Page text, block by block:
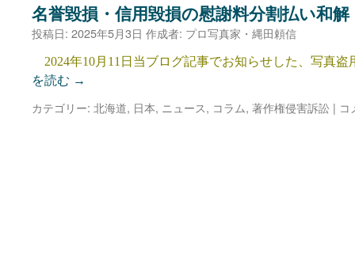
名誉毀損・信用毀損の慰謝料分割払い和
投稿日: 2025年5月3日 作成者: プロ写真家・縄田頼信
2024年10月11日当ブログ記事でお知らせした、写真
を読む →
カテゴリー: 北海道, 日本, ニュース, コラム, 著作権侵害訴訟 | コ